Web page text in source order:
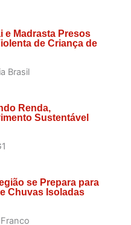
e Madrasta Presos
de Criança de
Renda,
Sustentável
se Prepara para
Chuvas Isoladas